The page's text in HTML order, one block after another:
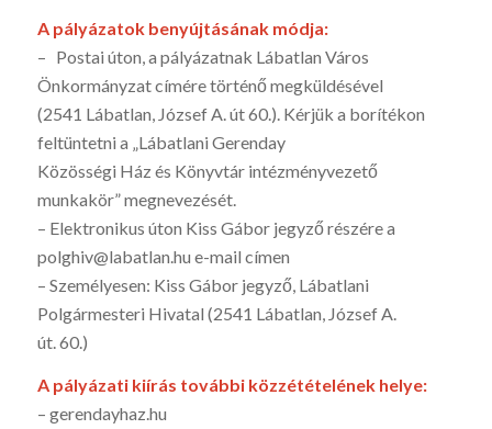
A pályázatok benyújtásának módja:
– Postai úton, a pályázatnak Lábatlan Város
Önkormányzat címére történő megküldésével
(2541 Lábatlan, József A. út 60.). Kérjük a borítékon
feltüntetni a „Lábatlani Gerenday
Közösségi Ház és Könyvtár intézményvezető
munkakör” megnevezését.
– Elektronikus úton Kiss Gábor jegyző részére a
polghiv@labatlan.hu e-mail címen
– Személyesen: Kiss Gábor jegyző, Lábatlani
Polgármesteri Hivatal (2541 Lábatlan, József A.
út. 60.)
A pályázati kiírás további közzétételének helye:
– gerendayhaz.hu